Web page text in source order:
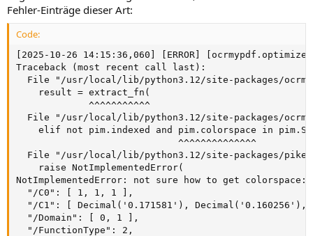
Fehler-Einträge dieser Art:
Code:
[2025-10-26 14:15:36,060] [ERROR]
Traceback (most recent call last):
File "/usr/local/lib/python3.12/site-packages/
    result = extract_fn(
             ^^^^^^^^^^^
File "/usr/local/lib/python3.12/site-packages/
elif not pim.indexed and pim.colorspace in
                             ^^^^^^^^^^^^^^
File "/usr/local/lib/python3.12/site-packages/
    raise NotImplementedError(
NotImplementedError: not sure how to get
  "/C0": [ 1, 1, 1 ],
"/C1": [ Decimal('0.171581'), Decimal('0.160256'),
  "/Domain": [ 0, 1 ],
  "/FunctionType": 2,